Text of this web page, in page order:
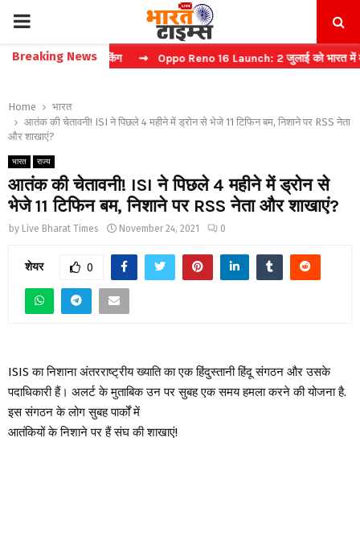
PRIMARY
MENU
Breaking News
फास्ट टिकट बुकिंग ⇝ Oppo Reno 16 Launch: 2 जुलाई को भारत में मचेगा
Home
भारत
आतंक की चेतावनी! ISI ने पिछले 4 महीने में ड्रोन से भेजे 11 टिफिन बम, निशाने पर RSS नेता
और शाखाएं?
भारत राज्य
आतंक की चेतावनी! ISI ने पिछले 4 महीने में ड्रोन से
भेजे 11 टिफिन बम, निशाने पर RSS नेता और शाखाएं?
by Live Bharat Times November 24, 2021 0
शेयर 0
ISIS का निशाना अंतरराष्ट्रीय ख्याति का एक हिंदुस्तानी हिंदू संगठन और उसके
पदाधिकारी हैं। अलर्ट के मुताबिक उन पर सुबह एक समय हमला करने की योजना है.
इस संगठन के लोग सुबह पार्कों में
आतंकियों के निशाने पर हैं संघ की शाखाएं!